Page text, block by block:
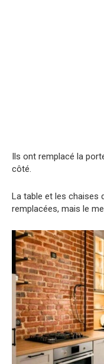
Ils ont remplacé la
côté.
La table et les chaises
remplacées, mais le